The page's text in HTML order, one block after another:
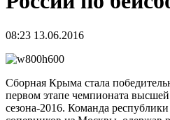
08:23 13.06.2016
Сборная Крыма стала
первом этапе чемпионата
сезона-2016. Команда